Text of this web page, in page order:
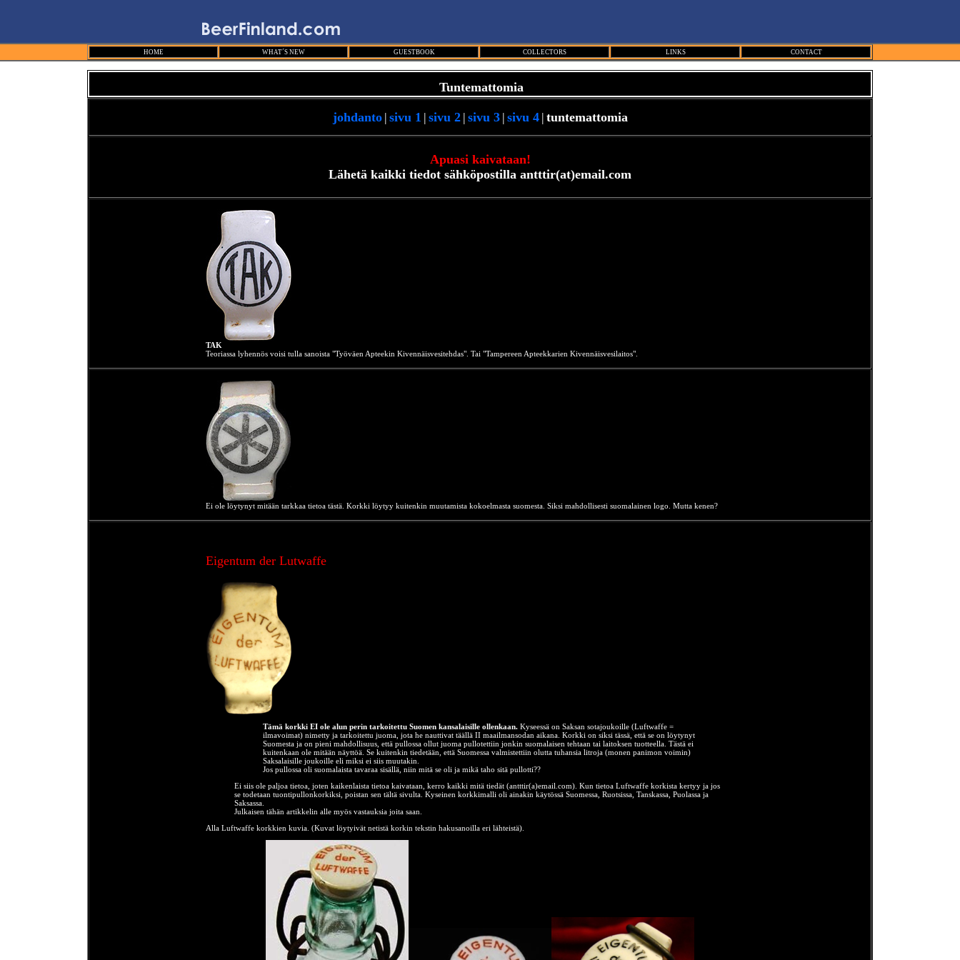
HOME WHAT´S NEW GUESTBOOK COLLECTORS LINKS CONTACT
Tuntemattomia
johdanto | sivu 1 | sivu 2 | sivu 3 | sivu 4 | tuntemattomia
Apuasi kaivataan!
Lähetä kaikki tiedot sähköpostilla antttir(at)email.com
TAK
Teoriassa lyhennös voisi tulla sanoista "Työväen Apteekin Kivennäisvesitehdas". Tai "Tampereen Apteekkarien Kivennäisvesilaitos".
Ei ole löytynyt mitään tarkkaa tietoa tästä. Korkki löytyy kuitenkin muutamista kokoelmasta suomesta. Siksi mahdollisesti suomalainen logo. Mutta kenen?
Eigentum der Lutwaffe
Tämä korkki EI ole alun perin tarkoitettu Suomen kansalaisille ollenkaan. Kyseessä on Saksan sotajoukoille (Luftwaffe =
ilmavoimat) nimetty ja tarkoitettu juoma, jota he nauttivat täällä II maailmansodan aikana. Korkki on siksi tässä, että se on löytynyt
Suomesta ja on pieni mahdollisuus, että pullossa ollut juoma pullotettiin jonkin suomalaisen tehtaan tai laitoksen tuotteella. Tästä ei
kuitenkaan ole mitään näyttöä. Se kuitenkin tiedetään, että Suomessa valmistettiin olutta tuhansia litroja (monen panimon voimin)
Saksalaisille joukoille eli miksi ei siis muutakin.
Jos pullossa oli suomalaista tavaraa sisällä, niin mitä se oli ja mikä taho sitä pullotti??
Ei siis ole paljoa tietoa, joten kaikenlaista tietoa kaivataan, kerro kaikki mitä tiedät (antttir(a)email.com). Kun tietoa Luftwaffe korkista kertyy ja jos
se todetaan tuontipullonkorkiksi, poistan sen tältä sivulta. Kyseinen korkkimalli oli ainakin käytössä Suomessa, Ruotsissa, Tanskassa, Puolassa ja
Saksassa.
Julkaisen tähän artikkelin alle myös vastauksia joita saan.
Alla Luftwaffe korkkien kuvia. (Kuvat löytyivät netistä korkin tekstin hakusanoilla eri lähteistä).